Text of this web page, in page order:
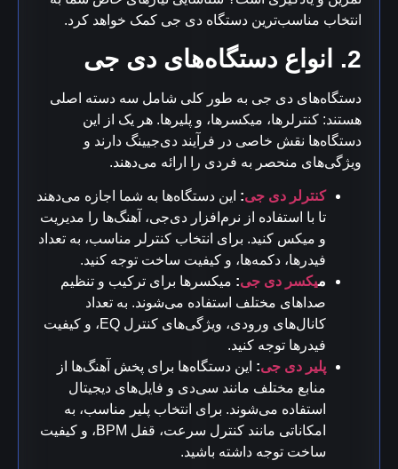
انتخاب مناسب‌ترین دستگاه دی جی کمک خواهد کرد.
2. انواع دستگاه‌های دی جی
دستگاه‌های دی جی به طور کلی شامل سه دسته اصلی
هستند: کنترلرها، میکسرها، و پلیرها. هر یک از این
دستگاه‌ها نقش خاصی در فرآیند دی‌جیینگ دارند و
ویژگی‌های منحصر به فردی را ارائه می‌دهند.
کنترلر دی جی: این دستگاه‌ها به شما اجازه می‌دهند
تا با استفاده از نرم‌افزار دی‌جی، آهنگ‌ها را مدیریت
و میکس کنید. برای انتخاب کنترلر مناسب، به تعداد
فیدرها، دکمه‌ها، و کیفیت ساخت توجه کنید.
میکسر دی جی: میکسرها برای ترکیب و تنظیم
صداهای مختلف استفاده می‌شوند. به تعداد
کانال‌های ورودی، ویژگی‌های کنترل EQ، و کیفیت
فیدرها توجه کنید.
پلیر دی جی: این دستگاه‌ها برای پخش آهنگ‌ها از
منابع مختلف مانند سی‌دی و فایل‌های دیجیتال
استفاده می‌شوند. برای انتخاب پلیر مناسب، به
امکاناتی مانند کنترل سرعت، قفل BPM، و کیفیت
ساخت توجه داشته باشید.